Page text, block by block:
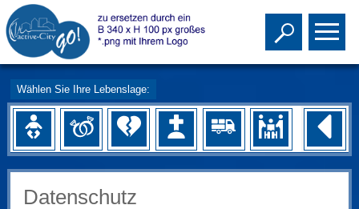
Toggle
Wählen Sie Ihre Lebenslage:
Datenschutz